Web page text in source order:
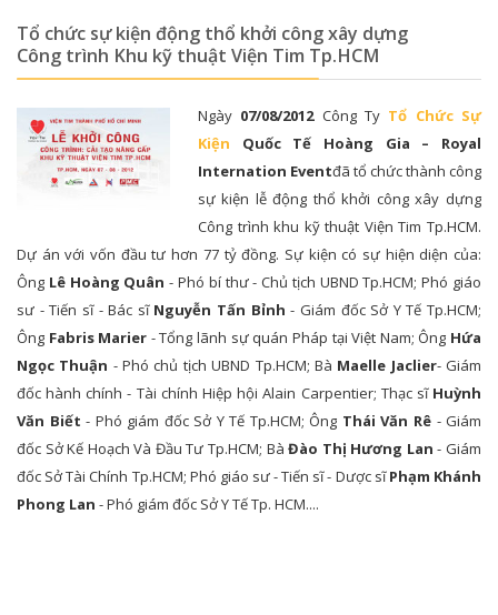
Tổ chức sự kiện động thổ khởi công xây dựng
Công trình Khu kỹ thuật Viện Tim Tp.HCM
Ngày 07/08/2012Công Ty Tổ Chức Sự
Kiện
Quốc Tế Hoàng Gia – Royal
Internation Eventđã tổ chức thành công
sự kiện lễ động thổ khởi công xây dựng
Công trình khu kỹ thuật Viện Tim Tp.HCM.
Dự án với vốn đầu tư hơn 77 tỷ đồng. Sự kiện có sự hiện diện của:
Ông Lê Hoàng Quân - Phó bí thư - Chủ tịch UBND Tp.HCM; Phó giáo
sư - Tiến sĩ - Bác sĩ Nguyễn Tấn Bỉnh - Giám đốc Sở Y Tế Tp.HCM;
Ông Fabris Marier - Tổng lãnh sự quán Pháp tại Việt Nam; Ông Hứa
Ngọc Thuận - Phó chủ tịch UBND Tp.HCM; Bà Maelle Jaclier- Giám
đốc hành chính - Tài chính Hiệp hội Alain Carpentier; Thạc sĩ Huỳnh
Văn Biết - Phó giám đốc Sở Y Tế Tp.HCM; Ông Thái Văn Rê- Giám
đốc Sở Kế Hoạch Và Đầu Tư Tp.HCM; BàĐào Thị Hương Lan - Giám
đốc Sở Tài Chính Tp.HCM; Phó giáo sư - Tiến sĩ - Dược sĩPhạm Khánh
Phong Lan - Phó giám đốc Sở Y Tế Tp. HCM....